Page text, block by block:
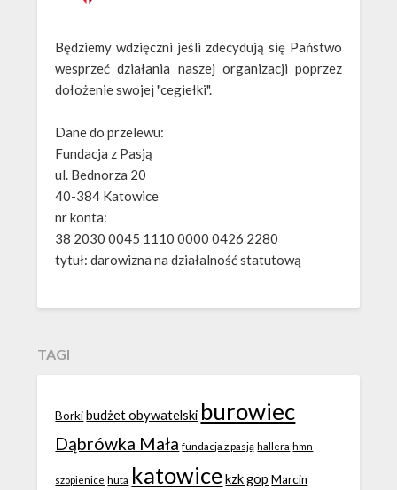
Będziemy wdzięczni jeśli zdecydują się Państwo
wesprzeć działania naszej organizacji poprzez
dołożenie swojej "cegiełki".
Dane do przelewu:
Fundacja z Pasją
ul. Bednorza 20
40-384 Katowice
nr konta:
38 2030 0045 1110 0000 0426 2280
tytuł: darowizna na działalność statutową
TAGI
Borki budżet obywatelski burowiec
Dąbrówka Mała fundacja z pasją hallera hmn
szopienice huta katowice kzk gop Marcin